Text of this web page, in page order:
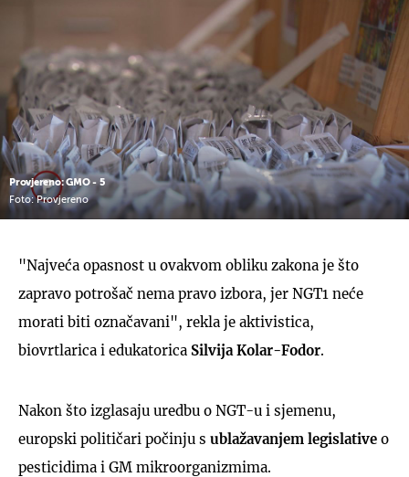
Provjereno: GMO - 5
Foto: Provjereno
"Najveća opasnost u ovakvom obliku zakona je što
zapravo potrošač nema pravo izbora, jer NGT1 neće
morati biti označavani", rekla je aktivistica,
biovrtlarica i edukatorica Silvija Kolar-Fodor.
Nakon što izglasaju uredbu o NGT-u i sjemenu,
europski političari počinju s ublažavanjem legislative o
pesticidima i GM mikroorganizmima.